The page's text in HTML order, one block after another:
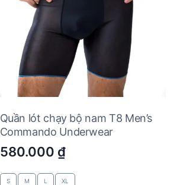
Quần lót chạy bộ nam T8 Men’s
Commando Underwear
580.000 ₫
S M L XL